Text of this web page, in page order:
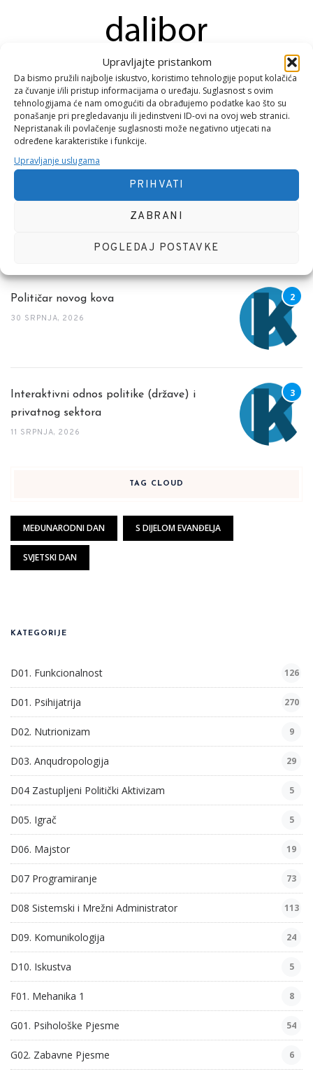
Upravljajte pristankom
Da bismo pružili najbolje iskustvo, koristimo tehnologije poput kolačića
za čuvanje i/ili pristup informacijama o uređaju. Suglasnost s ovim
tehnologijama će nam omogućiti da obrađujemo podatke kao što su
ponašanje pri pregledavanju ili jedinstveni ID-ovi na ovoj web stranici.
Nepristanak ili povlačenje suglasnosti može negativno utjecati na
određene karakteristike i funkcije.
Upravljanje uslugama
PRIHVATI
ZABRANI
POGLEDAJ POSTAVKE
Konzultant, Anqvadropolog, Pjesnik i Top Menadžer
Vlada
Političar novog kova
30 SRPNJA, 2026
Interaktivni odnos politike (države) i
privatnog sektora
11 SRPNJA, 2026
TAG CLOUD
MEĐUNARODNI DAN S DIJELOM EVANĐELJA
SVJETSKI DAN
KATEGORIJE
D01. Funkcionalnost 126
D01. Psihijatrija 270
D02. Nutrionizam 9
D03. Anqudropologija 29
D04 Zastupljeni Politički Aktivizam 5
D05. Igrač 5
D06. Majstor 19
D07 Programiranje 73
D08 Sistemski i Mrežni Administrator 113
D09. Komunikologija 24
D10. Iskustva 5
F01. Mehanika 1 8
G01. Psihološke Pjesme 54
G02. Zabavne Pjesme 6